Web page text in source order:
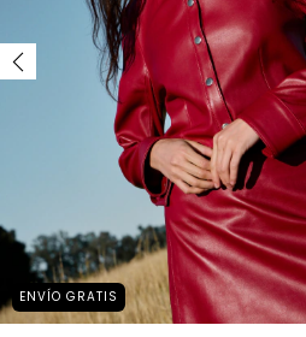
ENVÍO GRATIS